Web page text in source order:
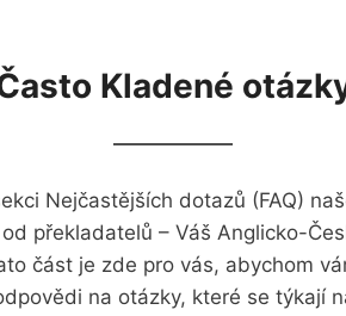
Kladené
Nejčastějších dotazů (FAQ)
od překladatelů – Váš Anglicko-
část je zde pro vás, abychom
na otázky, které se týkají